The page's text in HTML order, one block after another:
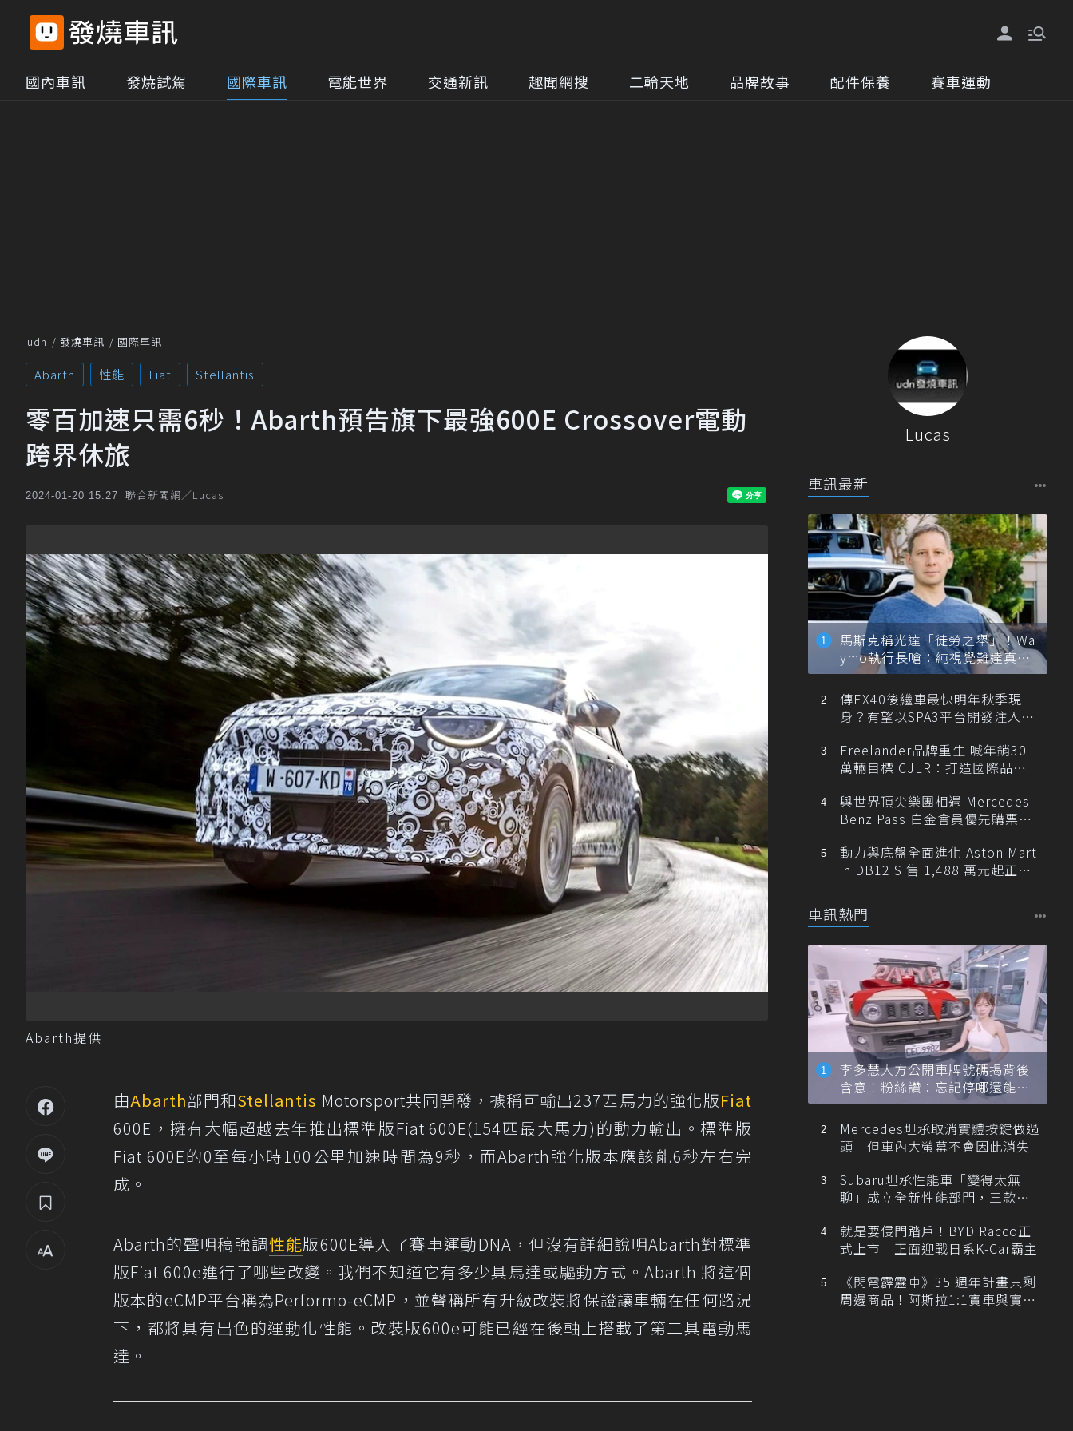
國內車訊 發燒試駕 國際車訊 電能世界 交通新訊 趣聞網搜 二輪天地 品牌故事 配件保養 賽車運動
udn 發燒車訊 國際車訊
Abarth 性能 Fiat Stellantis
零百加速只需6秒！Abarth預告旗下最強600E Crossover電動
跨界休旅
2024-01-20 15:27 聯合新聞網／Lucas
Abarth提供
由Abarth部門和Stellantis Motorsport共同開發，據稱可輸出237匹馬力的強化版Fiat
600E，擁有大幅超越去年推出標準版Fiat 600E(154匹最大馬力)的動力輸出。標準版
Fiat 600E的0至每小時100公里加速時間為9秒，而Abarth強化版本應該能6秒左右完
成。
Abarth的聲明稿強調性能版600E導入了賽車運動DNA，但沒有詳細說明Abarth對標準
版Fiat 600e進行了哪些改變。我們不知道它有多少具馬達或驅動方式。Abarth 將這個
版本的eCMP平台稱為Performo-eCMP，並聲稱所有升級改裝將保證讓車輛在任何路況
下，都將具有出色的運動化性能。改裝版600e可能已經在後軸上搭載了第二具電動馬
達。
Lucas
車訊最新
馬斯克稱光達「徒勞之舉」！Wa
ymo執行長嗆：純視覺難達真正
自動駕駛
傳EX40後繼車最快明年秋季現
身？有望以SPA3平台開發注入80
Freelander品牌重生 喊年銷30
萬輛目標 CJLR：打造國際品牌
與世界頂尖樂團相遇 Mercedes-
Benz Pass 白金會員優先購票維
動力與底盤全面進化 Aston Mart
in DB12 S 售 1,488 萬元起正式
車訊熱門
李多慧大方公開車牌號碼揭背後
含意！粉絲讚：忘記停哪還能幫
忙找車
Mercedes坦承取消實體按鍵做過
頭 但車內大螢幕不會因此消失
Subaru坦承性能車「變得太無
聊」成立全新性能部門，三款手
就是要侵門踏戶！BYD Racco正
式上市 正面迎戰日系K-Car霸主
《閃電霹靂車》35 週年計畫只剩
周邊商品！阿斯拉1:1實車與實體